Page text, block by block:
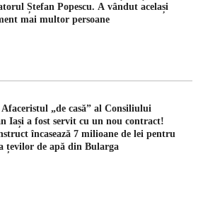
Ștefan Popescu. A vândut același
mai multor persoane
Afaceristul „de casă” al Consiliului
Iași a fost servit cu un nou contract!
încasează 7 milioane de lei pentru
țevilor de apă din Bularga